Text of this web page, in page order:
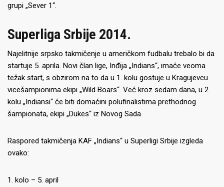
grupi „Sever 1“.
Superliga Srbije 2014.
Najelitnije srpsko takmičenje u američkom fudbalu trebalo bi da
startuje 5. aprila. Novi član lige, Inđija „Indians“, imaće veoma
težak start, s obzirom na to da u 1. kolu gostuje u Kragujevcu
vicešampionima ekipi „Wild Boars“. Već kroz sedam dana, u 2.
kolu „Indiansi“ će biti domaćini polufinalistima prethodnog
šampionata, ekipi „Dukes“ iz Novog Sada.
Raspored takmičenja KAF „Indians“ u Superligi Srbije izgleda
ovako:
1. kolo – 5. april